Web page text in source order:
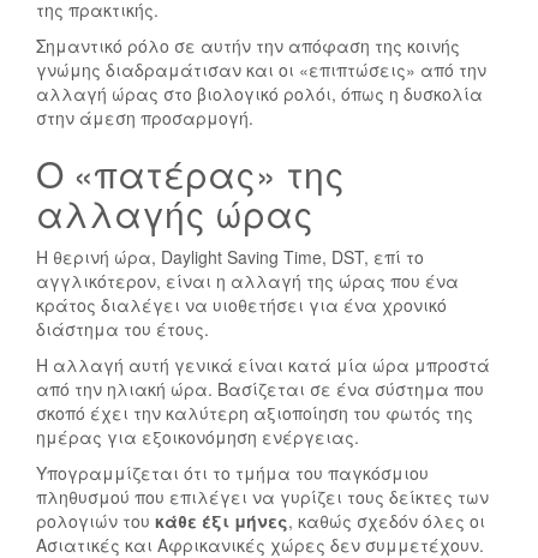
της πρακτικής.
Σημαντικό ρόλο σε αυτήν την απόφαση της κοινής
γνώμης διαδραμάτισαν και οι «επιπτώσεις» από την
αλλαγή ώρας στο βιολογικό ρολόι, όπως η δυσκολία
στην άμεση προσαρμογή.
Ο «πατέρας» της
αλλαγής ώρας
Η θερινή ώρα, Daylight Saving Time, DST, επί το
αγγλικότερον, είναι η αλλαγή της ώρας που ένα
κράτος διαλέγει να υιοθετήσει για ένα χρονικό
διάστημα του έτους.
Η αλλαγή αυτή γενικά είναι κατά μία ώρα μπροστά
από την ηλιακή ώρα. Βασίζεται σε ένα σύστημα που
σκοπό έχει την καλύτερη αξιοποίηση του φωτός της
ημέρας για εξοικονόμηση ενέργειας.
Υπογραμμίζεται ότι το τμήμα του παγκόσμιου
πληθυσμού που επιλέγει να γυρίζει τους δείκτες των
ρολογιών του κάθε έξι μήνες, καθώς σχεδόν όλες οι
Ασιατικές και Αφρικανικές χώρες δεν συμμετέχουν.